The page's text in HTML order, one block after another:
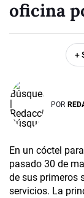
oficina
+
POR
En un cóctel
pasado 30 de
de sus primeros
servicios. La